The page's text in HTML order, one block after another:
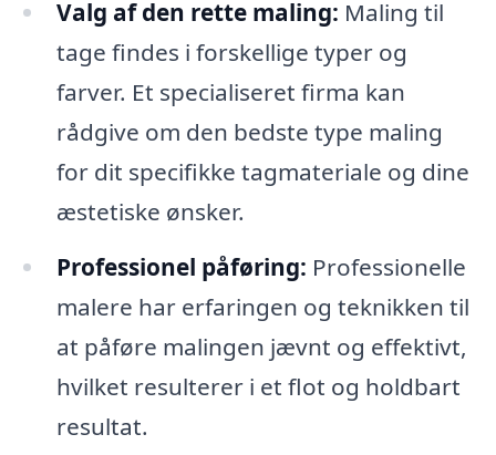
Valg af den rette maling: Maling til
tage findes i forskellige typer og
farver. Et specialiseret firma kan
rådgive om den bedste type maling
for dit specifikke tagmateriale og dine
æstetiske ønsker.
Professionel påføring: Professionelle
malere har erfaringen og teknikken til
at påføre malingen jævnt og effektivt,
hvilket resulterer i et flot og holdbart
resultat.